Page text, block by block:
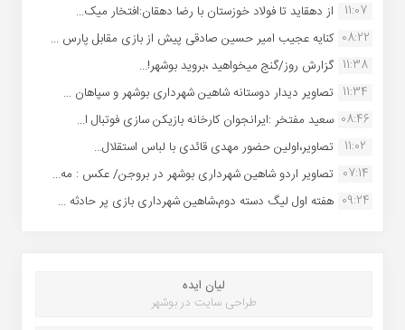
11:07
از دهقاید تا فولاد خوزستان با رضا دهقان:افتخار میک...
08:22 کنایه عجیب امیر حسین صادقی پیش از بازی مقابل پارس ...
11:38 گزارش روز/گنج میخواهید ،بروید بوشهر!...
11:34 تصاویر دیدار دوستانه شاهین شهردارى بوشهر و سپاهان ...
08:46 سعید مفتخر :ایرانجوان کارخانه بازیکن سازی فوتبال ا...
11:02
تصاویر،اولین حضور مهدی قائدی با لباس استقلال...
07:14 تصاویر اردو شاهین شهرداری بوشهر در بروجن/ عکس : مه...
09:24 هفته اول لیگ دسته دوم،شاهین شهرداری بازی پر حادثه ...
لیان ایده
طراحی سایت در بوشهر